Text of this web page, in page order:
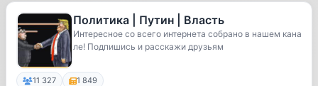
Политика | Путин | Власть
Интересное со всего интернета собрано в нашем кана
ле! Подпишись и расскажи друзьям
11 327 1 849